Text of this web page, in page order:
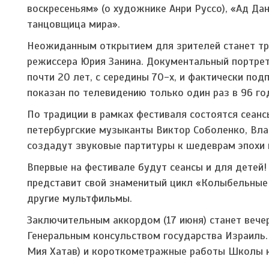
воскресеньям» (о художнике Анри Руссо), «Ад
танцовщица мира».
Неожиданным открытием для зрителей станет
режиссера Юрия Занина. Документальный
почти 20 лет, с середины 70-х, и фактически
показан по телевидению только один раз в 96
По традиции в рамках фестиваля состоятся
петербургские музыканты Виктор Соболенко,
создадут звуковые партитуры к шедеврам эпохи
Впервые на фестивале будут сеансы и для
представит свой знаменитый цикл
другие мультфильмы.
Заключительным аккордом (17 июня) станет
Генеральным консульством государства
Мия Хатав) и короткометражные работы Школы